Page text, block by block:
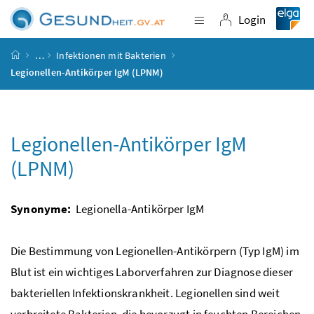
Zum Inhalt
Zum Hauptmenü
Zum Untermenü
Zur Suche
Navigation
Login
Login
Startseite
…
Infektionen mit Bakterien
Legionellen-Antikörper IgM (LPNM)
Legionellen-Antikörper IgM
(LPNM)
Synonyme: Legionella-Antikörper IgM
Die Bestimmung von Legionellen-Antikörpern (Typ IgM) im
Blut ist ein wichtiges Laborverfahren zur Diagnose dieser
bakteriellen Infektionskrankheit. Legionellen sind weit